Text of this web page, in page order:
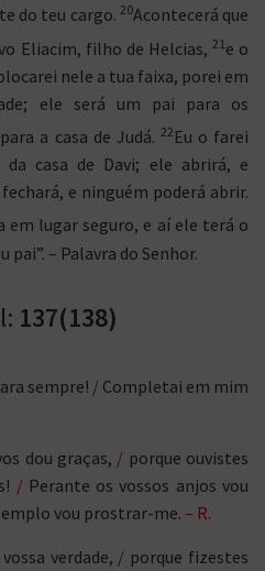
do teu cargo. 20Acontecerá que
Eliacim, filho de Helcias, 21e o
nele a tua faixa, porei em
ele será um pai para os
a casa de Judá. 22 Eu o farei
casa de Davi; ele abrirá, e
e ninguém poderá abrir.
em lugar seguro, e aí ele terá o
pai”. – Palavra do Senhor.
137(138)
sempre! / Completai em mim
dou graças, / porque ouvistes
/ Perante os vossos anjos vou
vou prostrar-me. – R.
verdade, / porque fizestes